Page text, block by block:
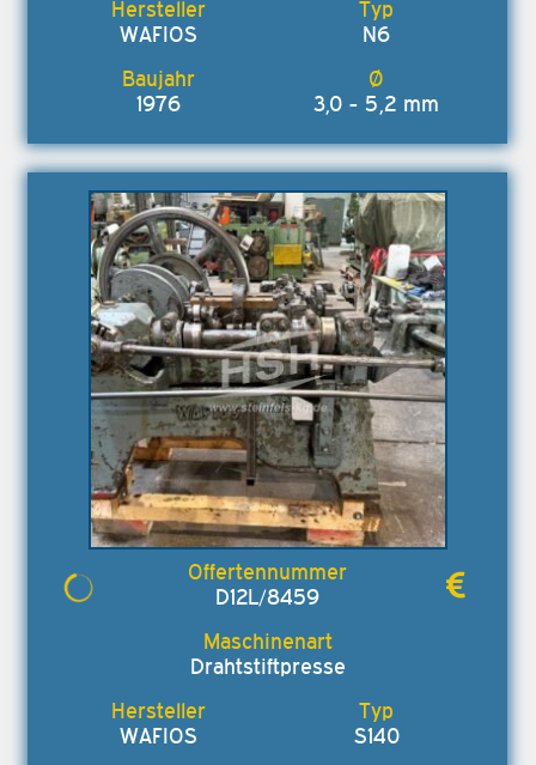
WAFIOS N6
1976 3,0 - 5,2 mm
D12L/8459
Drahtstiftpresse
WAFIOS S140